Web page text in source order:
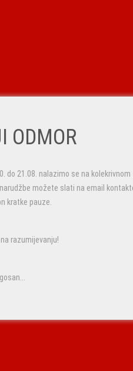
ODMOR
do 21.08. nalazimo se na kolekrivnom
možete slati na email
kratke pauze.
razumijevanju!